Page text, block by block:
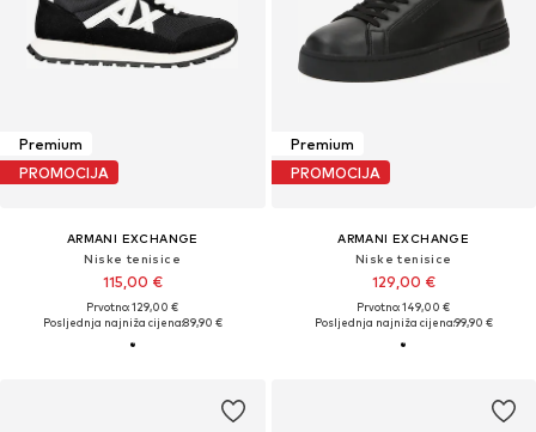
Premium
PROMOCIJA
ARMANI EXCHANGE
Niske tenisice
115,00 €
Prvotno: 129,00 €
Posljednja najniža cijena:89,90 €
Premium
PROMOCIJA
ARMANI EXCHANGE
Niske tenisice
129,00 €
Prvotno: 149,00 €
Posljednja najniža cijena:99,90 €